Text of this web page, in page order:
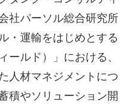
社パーソル総合研究所
・運輸をはじめとする
ールド）」における、
人材マネジメントにつ
積やソリューション開